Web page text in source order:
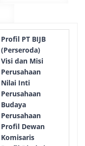
Profil PT BIJB
(Perseroda)
Visi dan Misi
Perusahaan
Nilai Inti
Perusahaan
Budaya
Perusahaan
Profil Dewan
Komisaris